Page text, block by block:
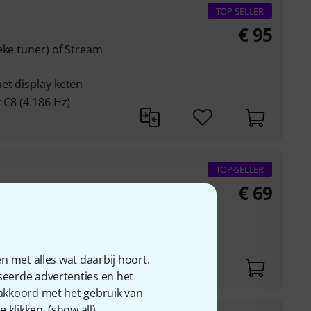
met alles wat daarbij hoort.
advertenties en het
met het gebruik van
tuner) of Stream
display keten
(4.186 Hz)
TOP-SELLER
€ 95
TOP-SELLER
€ 69